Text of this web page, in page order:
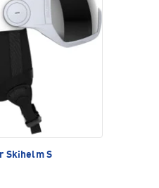
Skihelm S